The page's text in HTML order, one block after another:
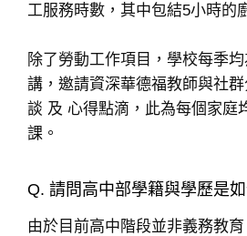
工服務時數，其中包結5小時的
除了勞動工作項目，學校每季
講，邀請資深華德福教師與社
談 及 心得點滴，此為每個家庭
課。
Q. 請問高中部學籍與學歷是
由於目前高中階段並非義務教